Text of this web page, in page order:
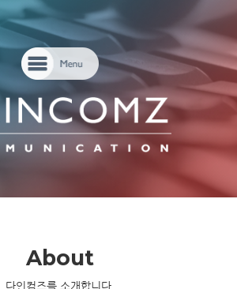
About
다인컴즈를 소개합니다.